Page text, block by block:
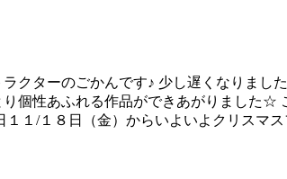
クターのごかんです♪ 少し遅くなりま
個性あふれる作品ができあがりました
１１/１８日（金）からいよいよクリスマ